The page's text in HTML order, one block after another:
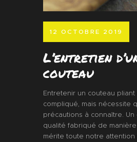
12 OCTOBRE 2019
L’entretien
couteau
Entretenir un couteau pliant
compliqué, mais nécessite
précautions à connaître.
qualité fabriqué de
mérite toute notre attention